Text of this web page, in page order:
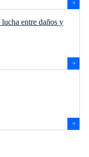
entre daños y